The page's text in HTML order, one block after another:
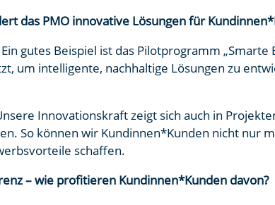
das PMO innovative Lösungen für
Ein gutes Beispiel ist das Pilotprogramm
um intelligente, nachhaltige Lösungen zu
Innovationskraft zeigt sich auch in
So können wir Kundinnen*Kunden nicht nur
schaffen.
– wie profitieren Kundinnen*Kunden davon?